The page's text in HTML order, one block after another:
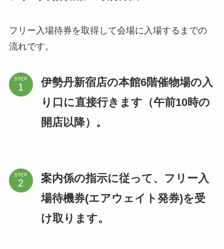
フリー入場待券を取得して会場に入場するまでの
流れです。
STEP
伊勢丹新宿店の本館6階催物場の入
り口に直接行きます（午前10時の
開店以降）。
STEP
案内係の指示に従って、フリー入
場待機券(エアウェイト発券)を受
け取ります。